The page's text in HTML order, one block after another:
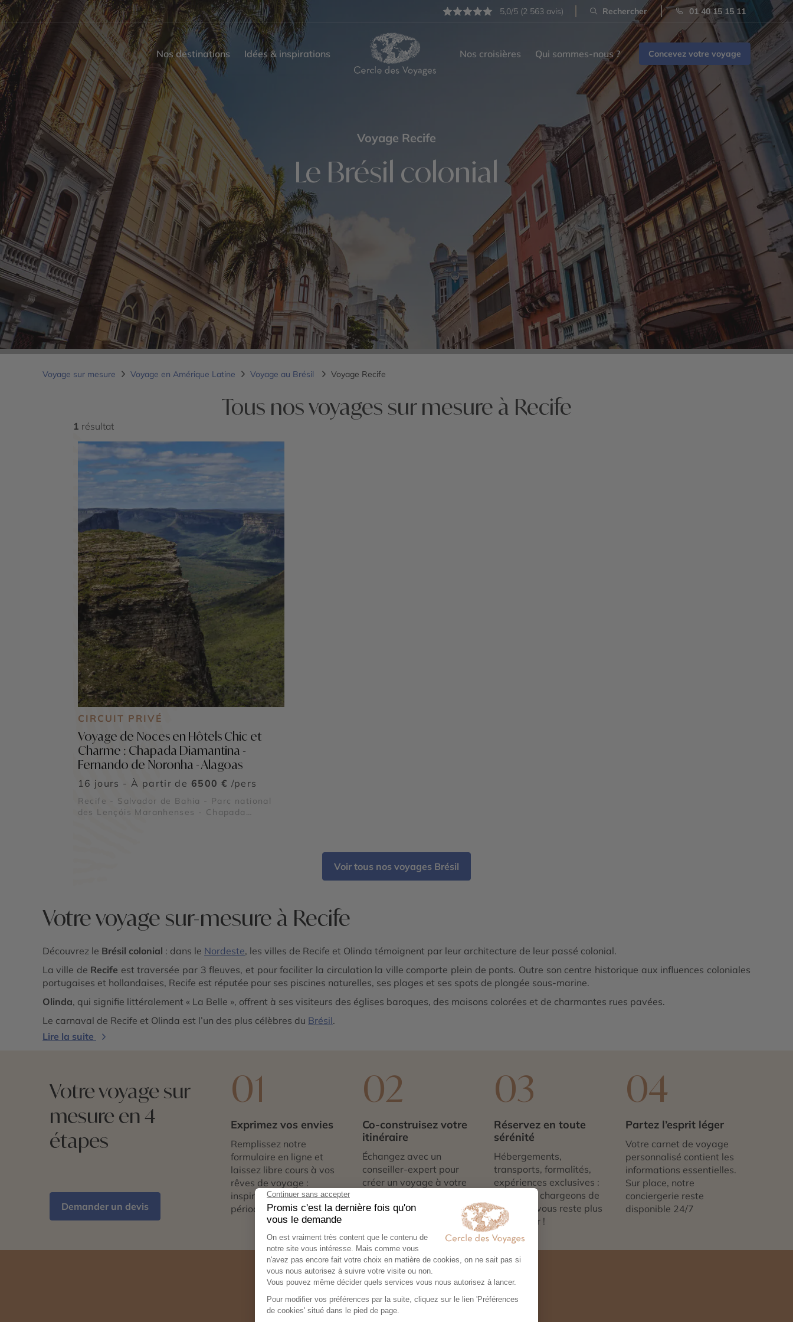
5,0/5 (2 563 avis) Rechercher 01 40 15 15 11
Nos destinations Idées & inspirations Nos croisières Qui sommes-nous ? Concevez votre voyage
Voyage Recife
Le Brésil colonial
Voyage sur mesure Voyage en Amérique Latine Voyage au Brésil Voyage Recife
Tous nos voyages sur mesure à Recife
1 résultat
CIRCUIT PRIVÉ
Voyage de Noces en Hôtels Chic et
Charme : Chapada Diamantina -
Fernando de Noronha - Alagoas
16 jours - À partir de 6500 € /pers
Recife - Salvador de Bahia - Parc national
des Lençóis Maranhenses - Chapada
Voir tous nos voyages Brésil
Votre voyage sur-mesure à Recife
Découvrez le Brésil colonial : dans le Nordeste, les villes de Recife et Olinda témoignent par leur architecture de leur passé colonial.
La ville de Recife est traversée par 3 fleuves, et pour faciliter la circulation la ville comporte plein de ponts. Outre son centre historique aux influences coloniales
portugaises et hollandaises, Recife est réputée pour ses piscines naturelles, ses plages et ses spots de plongée sous-marine.
Olinda, qui signifie littéralement « La Belle », offrent à ses visiteurs des églises baroques, des maisons colorées et de charmantes rues pavées.
Le carnaval de Recife et Olinda est l’un des plus célèbres du Brésil.
Lire la suite
Votre voyage sur
mesure en 4
étapes
Demander un devis
01
Exprimez vos envies
Remplissez notre
formulaire en ligne et
laissez libre cours à vos
rêves de voyage :
inspirations, budget,
période idéale…
02
Co-construisez votre
itinéraire
Échangez avec un
conseiller-expert pour
créer un voyage à votre
envies et à votre rythme.
03
Réservez en toute
sérénité
Hébergements,
transports, formalités,
expériences exclusives :
nous nous chargeons de
tout. Il ne vous reste plus
qu’à partir !
04
Partez l’esprit léger
Votre carnet de voyage
personnalisé contient les
informations essentielles.
Sur place, notre
conciergerie reste
disponible 24/7
Expertise et co-construction